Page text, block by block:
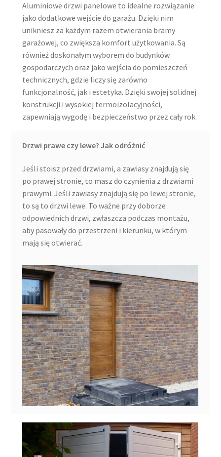
Aluminiowe drzwi panelowe to idealne rozwiązanie
jako dodatkowe wejście do garażu. Dzięki nim
unikniesz za każdym razem otwierania bramy
garażowej, co zwiększa komfort użytkowania. Są
również doskonałym wyborem do budynków
gospodarczych oraz jako wejścia do pomieszczeń
technicznych, gdzie liczy się zarówno
funkcjonalność, jak i estetyka. Dzięki swojej solidnej
konstrukcji i wysokiej termoizolacyjności,
zapewniają wygodę i bezpieczeństwo przez cały rok.
Drzwi prawe czy lewe? Jak odróżnić
Jeśli stoisz przed drzwiami, a zawiasy znajdują się
po prawej stronie, to masz do czynienia z drzwiami
prawymi. Jeśli zawiasy znajdują się po lewej stronie,
to są to drzwi lewe. To ważne przy doborze
odpowiednich drzwi, zwłaszcza podczas montażu,
aby pasowały do przestrzeni i kierunku, w którym
mają się otwierać.